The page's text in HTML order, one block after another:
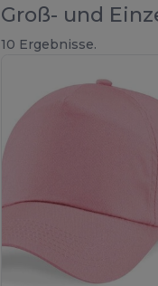
Groß- und
10 Ergebnisse.